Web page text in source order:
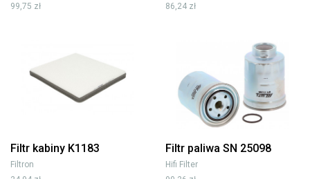
99,75 zł
86,24 zł
Filtr kabiny K1183
Filtron
Filtr paliwa SN 25098
Hifi Filter